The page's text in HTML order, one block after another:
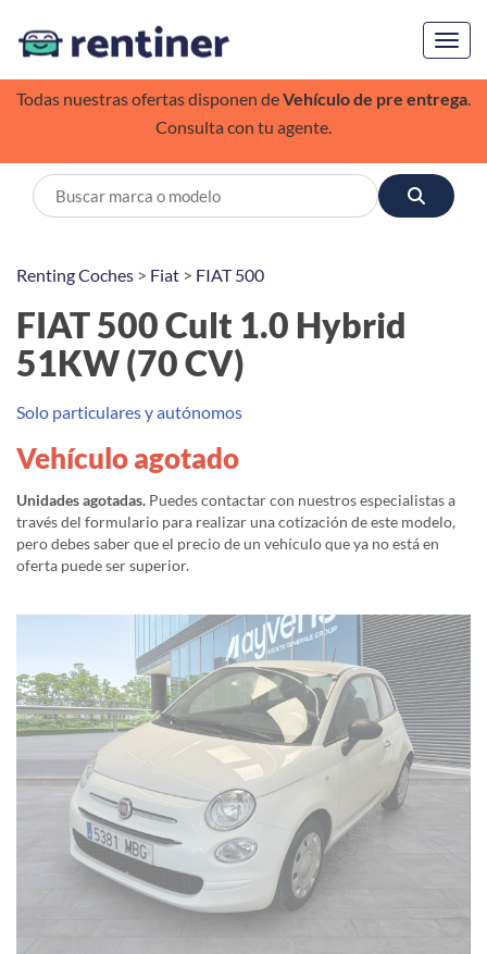
Todas nuestras ofertas disponen deVehículo de pre entrega.
Consulta con tu agente.
Renting Coches > Fiat > FIAT 500
FIAT 500 Cult 1.0 Hybrid
51KW (70 CV)
Solo particulares y autónomos
Vehículo agotado
Unidades agotadas. Puedes contactar con nuestros especialistas a
través del formulario para realizar una cotización de este modelo,
pero debes saber que el precio de un vehículo que ya no está en
oferta puede ser superior.